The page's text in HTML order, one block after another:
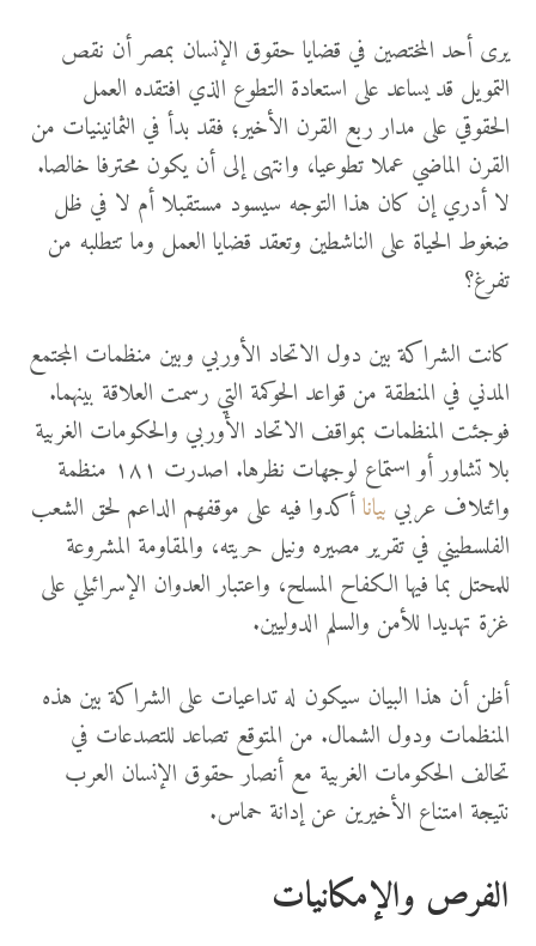
يرى أحد المختصين في قضايا حقوق الإنسان بمصر أن نقص
التمويل قد يساعد على استعادة التطوع الذي افتقده العمل
الحقوقي على مدار ربع القرن الأخير؛ فقد بدأ في الثمانينيات من
القرن الماضي عملا تطوعيا، وانتهى إلى أن يكون محترفا خالصا.
لا أدري إن كان هذا التوجه سيسود مستقبلا أم لا في ظل
ضغوط الحياة على الناشطين وتعقد قضايا العمل وما تتطلبه من
تفرغ؟
كانت الشراكة بين دول الاتحاد الأوربي وبين منظمات المجتمع
المدني في المنطقة من قواعد الحوكمة التي رسمت العلاقة بينهما.
فوجئت المنظمات بمواقف الاتحاد الأوربي والحكومات الغربية
بلا تشاور أو استماع لوجهات نظرها. اصدرت ١٨١ منظمة
وائتلاف عربي بياناأكدوا فيه على موقفهم الداعم لحق الشعب
الفلسطيني في تقرير مصيره ونيل حريته، والمقاومة المشروعة
للمحتل بما فيها الكفاح المسلح، واعتبار العدوان الإسرائيلي على
غزة تهديدا للأمن والسلم الدوليين.
أظن أن هذا البيان سيكون له تداعيات على الشراكة بين هذه
المنظمات ودول الشمال. من المتوقع تصاعد للتصدعات في
تحالف الحكومات الغربية مع أنصار حقوق الإنسان العرب
نتيجة امتناع الأخيرين عن إدانة حماس.
الفرص والإمكانيات